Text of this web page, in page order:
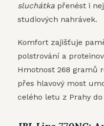
sluchátka přenést i
studiových nahrávek.
Komfort zajišťuje
polstrování a
Hmotnost 268 gramů
přes hlavový most
celého letu z Prahy